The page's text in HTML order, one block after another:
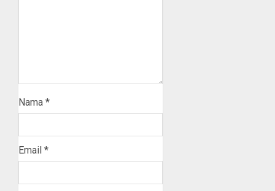
Nama *
Email *